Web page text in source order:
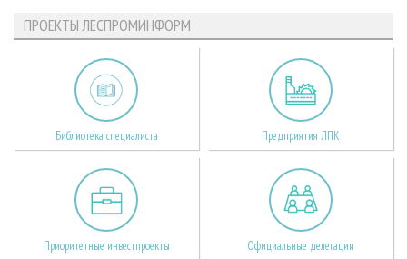
ПРОЕКТЫ ЛЕСПРОМИНФОРМ
Библиотека специалиста Предприятия ЛПК
Приоритетные инвестпроекты Официальные делегации